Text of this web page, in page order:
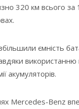
320 км всього за
ємність
використанню
акумуляторів.
Mercedes-Benz